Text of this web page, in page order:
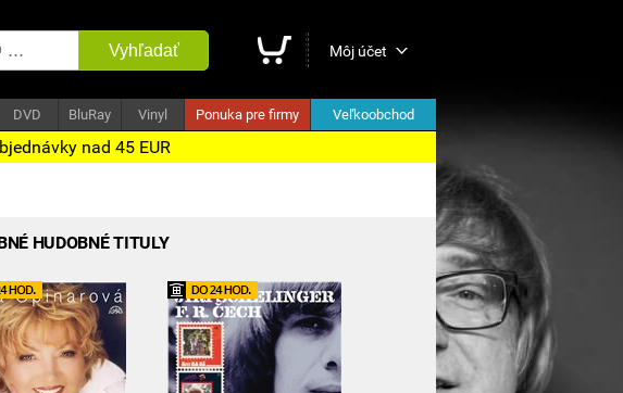
Vyhľadať Môj účet
DVD BluRay Vinyl Ponuka pre firmy Veľkoobchod
nad 45 EUR
HUDOBNÉ TITULY